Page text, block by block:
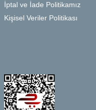
İptal ve İade Politikamız
Kişisel Veriler Politikası